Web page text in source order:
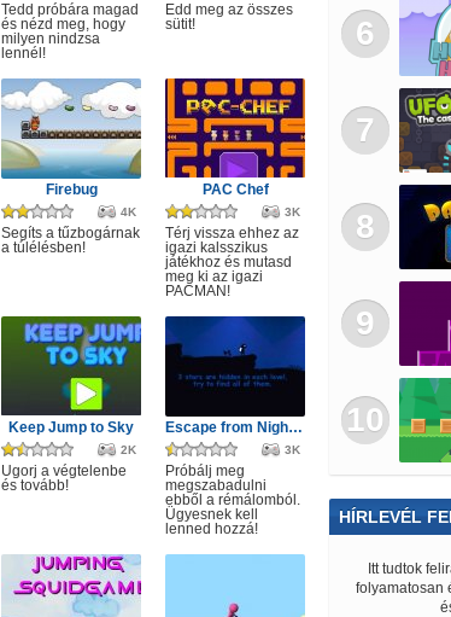
Tedd próbára magad
és nézd meg, hogy
milyen nindzsa
lennél!
Edd meg az összes
sütit!
Firebug
4K
Segíts a tűzbogárnak
a túlélésben!
PAC Chef
3K
Térj vissza ehhez az
igazi kalsszikus
játékhoz és mutasd
meg ki az igazi
PACMAN!
Keep Jump to Sky
2K
Ugorj a végtelenbe
és tovább!
Escape from Nightmare
3K
Próbálj meg
megszabadulni
ebből a rémálomból.
Ügyesnek kell
lenned hozzá!
6
7
8
9
10
HÍRLEVÉL
Itt tudtok
folyamatosan